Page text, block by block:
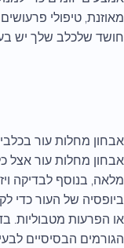
מאוזנת, טיפולי
חושד שלכלב שלך יש
אבחון מחלות עור
אבחון מחלות עור אצל
מלאה, בנוסף לבדיקה
ביופסיה של העור כדי
או הפרעות מטבוליות.
הגורמים הבסיסיים